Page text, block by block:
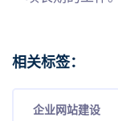
相关标签：
企业网站建设